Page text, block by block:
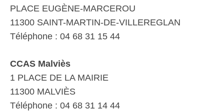
PLACE EUGÈNE-MARCEROU
11300 SAINT-MARTIN-DE-VILLEREGLAN
Téléphone : 04 68 31 15 44
CCAS Malviès
1 PLACE DE LA MAIRIE
11300 MALVIÈS
Téléphone : 04 68 31 14 44